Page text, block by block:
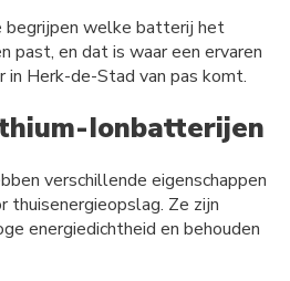
welke batterij het
past, en dat is waar een ervaren
Herk-de-Stad van pas komt.
Ionbatterijen
verschillende eigenschappen
thuisenergieopslag. Ze zijn
energiedichtheid en behouden